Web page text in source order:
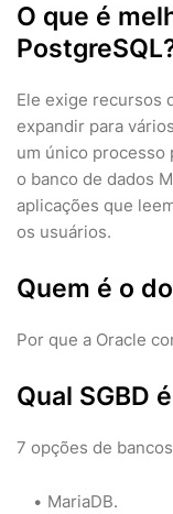
O que é
Ele exige recursos
expandir para
um único processo
o banco de dados
aplicações que
os usuários.
Quem é o
Por que a Oracle
Qual SGBD
7 opções de
MariaDB.